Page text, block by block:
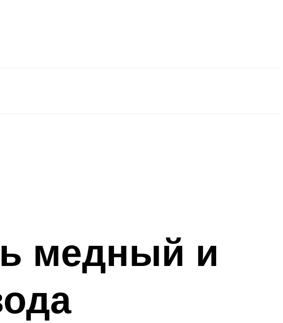
медный и